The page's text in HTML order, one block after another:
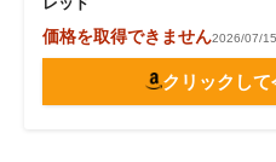
価格を取得できません2026/07/
クリックして